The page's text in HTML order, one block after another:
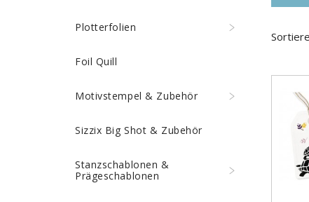
Plotterfolien
Foil Quill
Motivstempel & Zubehör
Sizzix Big Shot & Zubehör
Stanzschablonen &
Prägeschablonen